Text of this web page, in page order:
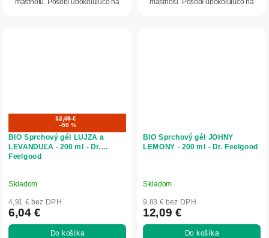
mastnotu. Pôsobí upokojujúco na mastnotu. Pôsobí upokojujúco na
12,09 €
–50 %
BIO Sprchový gél LUJZA a
LEVANDUĽA - 200 ml - Dr.
Feelgood
Skladom
4,91 € bez DPH
6,04 €
Do košíka
BIO Sprchový gél JOHNY
LEMONY - 200 ml - Dr. Feelgood
Skladom
9,83 € bez DPH
12,09 €
Do košíka